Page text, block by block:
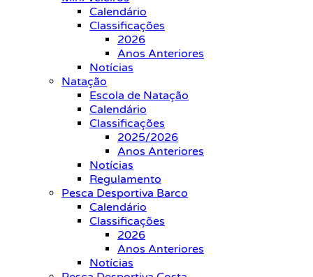
Calendário
Classificações
2026
Anos Anteriores
Notícias
Natação
Escola de Natação
Calendário
Classificações
2025/2026
Anos Anteriores
Notícias
Regulamento
Pesca Desportiva Barco
Calendário
Classificações
2026
Anos Anteriores
Notícias